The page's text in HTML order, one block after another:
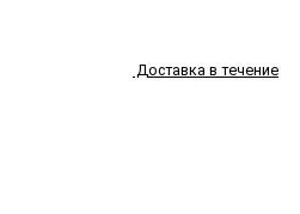
Доставка в течение